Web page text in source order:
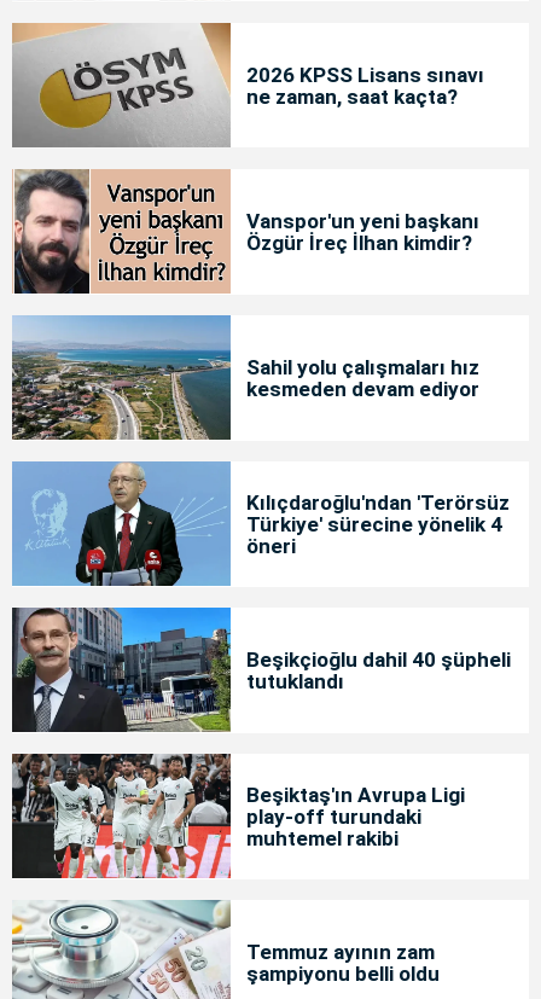
2026 KPSS Lisans sınavı
ne zaman, saat kaçta?
Vanspor'un yeni başkanı
Özgür İreç İlhan kimdir?
Sahil yolu çalışmaları hız
kesmeden devam ediyor
Kılıçdaroğlu'ndan 'Terörsüz
Türkiye' sürecine yönelik 4
öneri
Beşikçioğlu dahil 40 şüpheli
tutuklandı
Beşiktaş'ın Avrupa Ligi
play-off turundaki
muhtemel rakibi
Temmuz ayının zam
şampiyonu belli oldu